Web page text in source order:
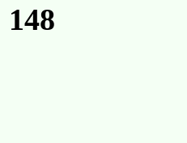
148